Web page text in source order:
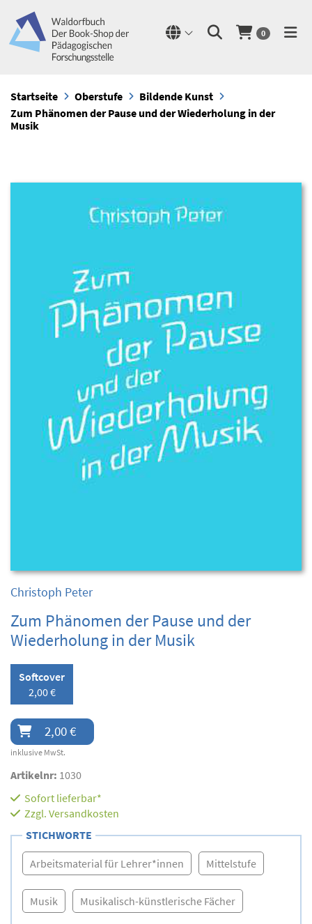
0
Startseite Oberstufe
Bildende Kunst
Zum Phänomen der Pause und der Wiederholung in der
Musik
Christoph Peter
Zum Phänomen der Pause und der
Wiederholung in der Musik
Softcover
2,00 €
2,00 €
inklusive MwSt.
Artikelnr: 1030
Sofort lieferbar*
Zzgl. Versandkosten
STICHWORTE
Arbeitsmaterial für Lehrer*innen Mittelstufe
Musik Musikalisch-künstlerische Fächer